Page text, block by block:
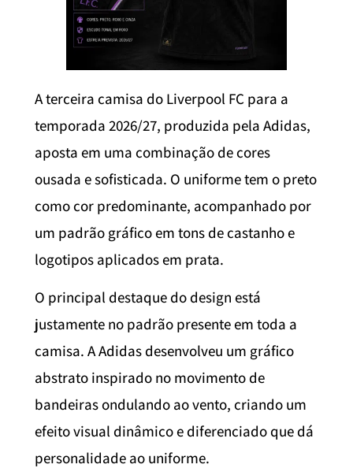
A terceira camisa do Liverpool FC para a
temporada 2026/27, produzida pela Adidas,
aposta em uma combinação de cores
ousada e sofisticada. O uniforme tem o preto
como cor predominante, acompanhado por
um padrão gráfico em tons de castanho e
logotipos aplicados em prata.
O principal destaque do design está
justamente no padrão presente em toda a
camisa. A Adidas desenvolveu um gráfico
abstrato inspirado no movimento de
bandeiras ondulando ao vento, criando um
efeito visual dinâmico e diferenciado que dá
personalidade ao uniforme.